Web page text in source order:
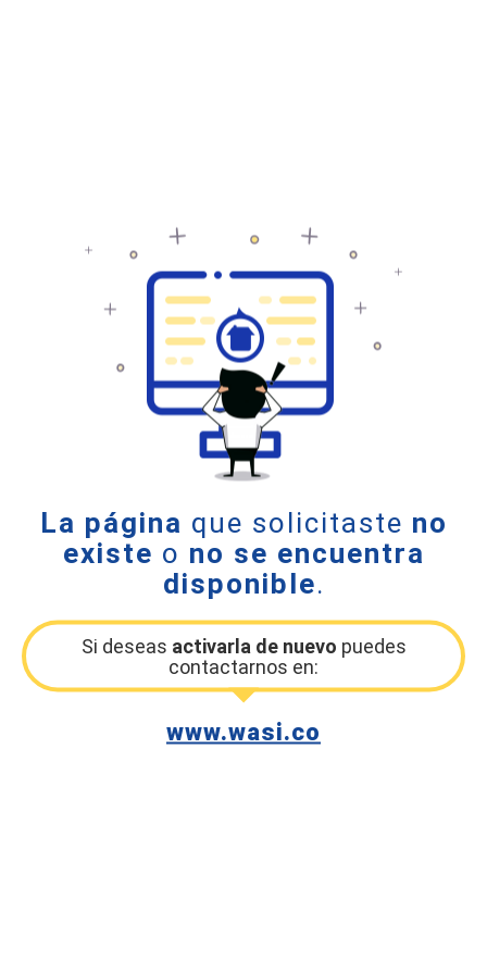
La página que solicitaste no
existe o no se encuentra
disponible.
Si deseas activarla de nuevo puedes
contactarnos en:
www.wasi.co